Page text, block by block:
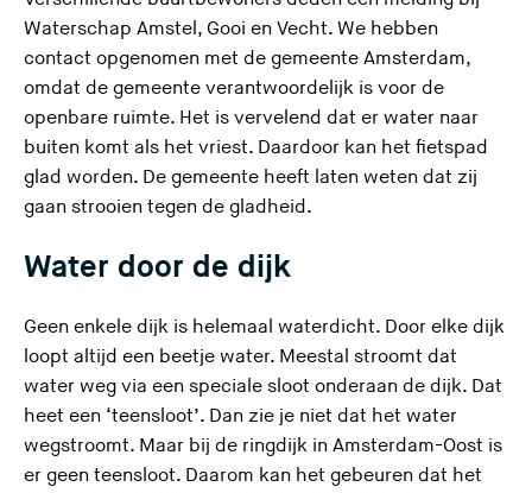
Waterschap Amstel, Gooi en Vecht. We hebben
contact opgenomen met de gemeente Amsterdam,
omdat de gemeente verantwoordelijk is voor de
openbare ruimte. Het is vervelend dat er water naar
buiten komt als het vriest. Daardoor kan het fietspad
glad worden. De gemeente heeft laten weten dat zij
gaan strooien tegen de gladheid.
Water door de dijk
Geen enkele dijk is helemaal waterdicht. Door elke dijk
loopt altijd een beetje water. Meestal stroomt dat
water weg via een speciale sloot onderaan de dijk. Dat
heet een ‘teensloot’. Dan zie je niet dat het water
wegstroomt. Maar bij de ringdijk in Amsterdam-Oost is
er geen teensloot. Daarom kan het gebeuren dat het